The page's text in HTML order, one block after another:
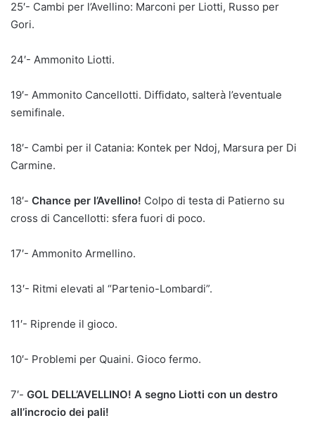
25′- Cambi per l’Avellino: Marconi per Liotti, Russo per
Gori.
24′- Ammonito Liotti.
19′- Ammonito Cancellotti. Diffidato, salterà l’eventuale
semifinale.
18′- Cambi per il Catania: Kontek per Ndoj, Marsura per Di
Carmine.
18′- Chance per l’Avellino! Colpo di testa di Patierno su
cross di Cancellotti: sfera fuori di poco.
17′- Ammonito Armellino.
13′- Ritmi elevati al “Partenio-Lombardi”.
11′- Riprende il gioco.
10′- Problemi per Quaini. Gioco fermo.
7′- GOL DELL’AVELLINO! A segno Liotti con un destro
all’incrocio dei pali!